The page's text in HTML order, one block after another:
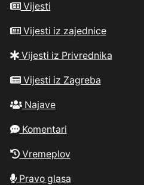
Vijesti
Vijesti iz zajednice
Vijesti iz Privrednika
Vijesti iz Zagreba
Najave
Komentari
Vremeplov
Pravo glasa